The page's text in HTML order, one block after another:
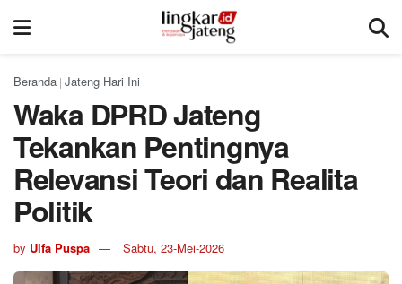
Beranda | Jateng Hari Ini
Waka DPRD Jateng
Tekankan Pentingnya
Relevansi Teori dan Realita
Politik
by Ulfa Puspa Sabtu, 23-Mei-2026